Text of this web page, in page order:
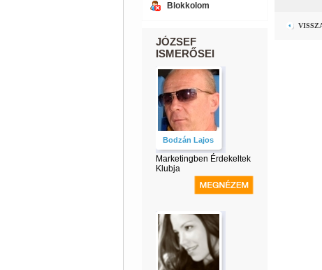
Blokkolom
JÓZSEF
ISMERŐSEI
Bodzán Lajos
Marketingben Érdekeltek
Klubja